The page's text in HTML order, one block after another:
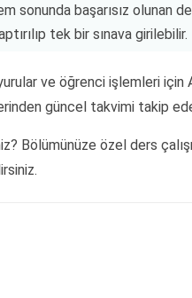
sonunda başarısız olunan
tek bir sınava girilebilir.
ve öğrenci işlemleri
güncel takvimi takip
Bölümünüze özel ders